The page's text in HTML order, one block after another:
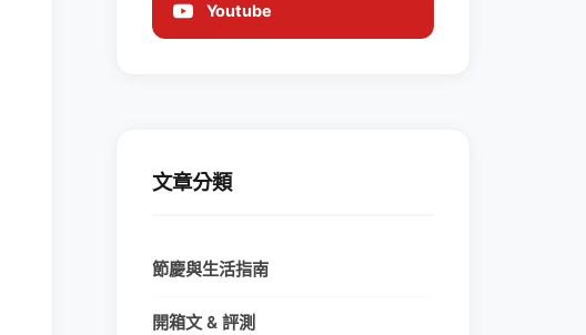
Youtube
文章分類
節慶與生活指南
開箱文 & 評測